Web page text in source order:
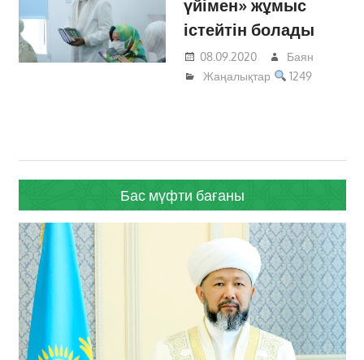
үйімен» жұмыс
істейтін болады
08.09.2020
Баян
Жаңалықтар
1249
Бас мүфти бағаны